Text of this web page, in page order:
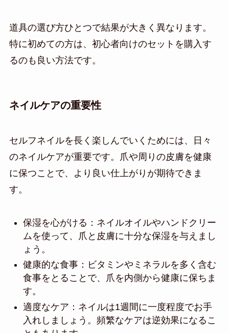
道具の選び方ひとつで結果が大きく異なります。
特に初めての方は、初心者向けのセットを購入す
るのも良い方法です。
ネイルケアの重要性
セルフネイルを長く楽しんでいくためには、日々
のネイルケアが重要です。爪や周りの皮膚を健康
に保つことで、より良い仕上がりが期待できま
す。
保湿を心がける：ネイルオイルやハンドクリー
ムを使って、爪と皮膚に十分な保湿を与えまし
ょう。
健康的な食事：ビタミンやミネラルを多く含む
食事をとることで、爪を内側から健康に保ちま
す。
適度なケア：ネイルは1週間に一度程度でお手
入れしましょう。頻繁なケアは逆効果になるこ